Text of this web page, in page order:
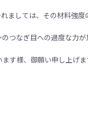
しては、その材料強
つなぎ目への過度な力
す様、御願い申し上げま